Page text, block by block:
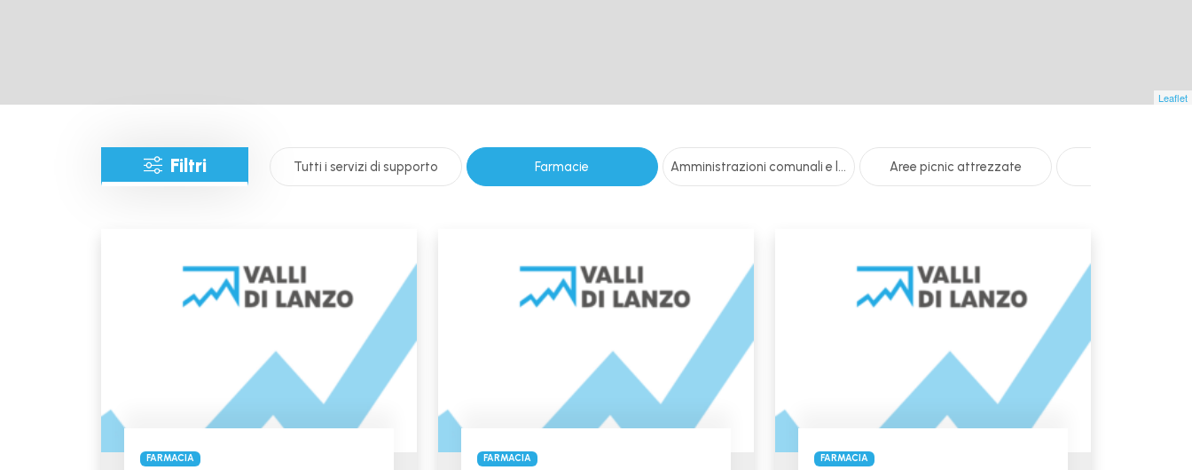
Leaflet
Filtri Tutti i servizi di supporto Farmacie Amministrazioni comunali e locali Aree picnic attrezzate
FARMACIA FARMACIA FARMACIA